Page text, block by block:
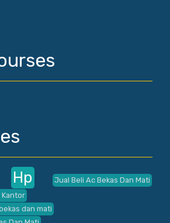
Hp
Jual Beli Ac Bekas Dan Mati
Kantor
dan mati